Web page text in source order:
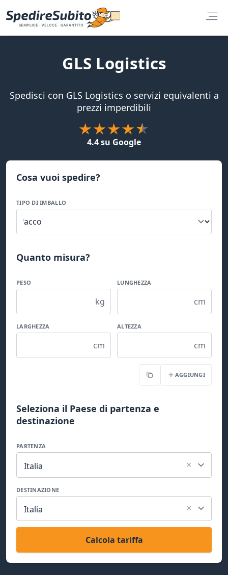
GLS Logistics
Spedisci con GLS Logistics o servizi equivalenti a
prezzi imperdibili
4.4 su Google
Cosa vuoi spedire?
TIPO DI IMBALLO
Quanto misura?
PESO
kg
LUNGHEZZA
cm
LARGHEZZA
cm
ALTEZZA
cm
Copia AGGIUNGI
Seleziona il Paese di partenza e
destinazione
PARTENZA
Italia ×
DESTINAZIONE
Italia ×
Calcola tariffa